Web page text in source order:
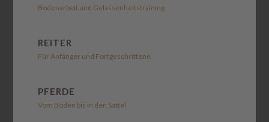
Bodenarbeit und Gelassenheitstraining
REITER
Für Anfänger und Fortgeschrittene
PFERDE
Vom Boden bis in den Sattel